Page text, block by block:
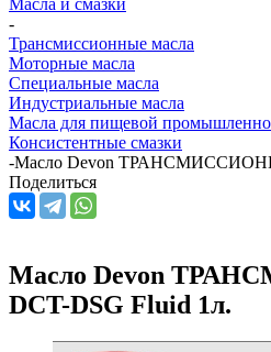
-
Трансмиссионные масла
Моторные масла
Специальные масла
Индустриальные масла
Масла для пищевой
Консистентные смазки
-Масло Devon
Поделиться
Масло Devon
DCT-DSG Fluid 1л.